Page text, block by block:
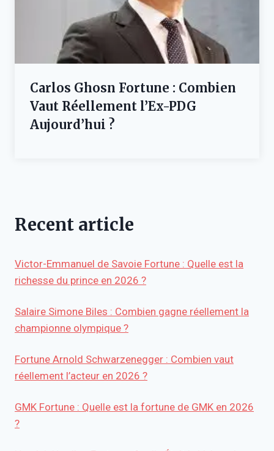
Carlos Ghosn Fortune : Combien
Vaut Réellement l’Ex-PDG
Aujourd’hui ?
Recent article
Victor-Emmanuel de Savoie Fortune : Quelle est la
richesse du prince en 2026 ?
Salaire Simone Biles : Combien gagne réellement la
championne olympique ?
Fortune Arnold Schwarzenegger : Combien vaut
réellement l’acteur en 2026 ?
GMK Fortune : Quelle est la fortune de GMK en 2026
?